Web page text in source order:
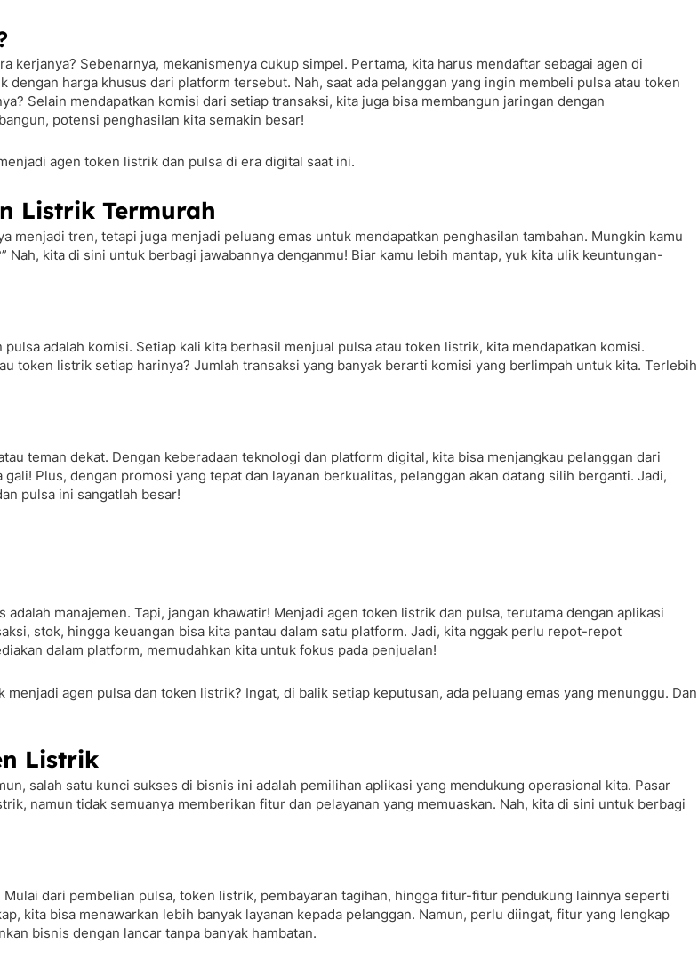
kerjanya? Sebenarnya, mekanismenya cukup simpel. Pertama, kita harus mendaftar sebagai agen di
harga khusus dari platform tersebut. Nah, saat ada pelanggan yang ingin membeli pulsa atau token
Selain mendapatkan komisi dari setiap transaksi, kita juga bisa membangun jaringan dengan
potensi penghasilan kita semakin besar!
agen token listrik dan pulsa di era digital saat ini.
Listrik Termurah
menjadi tren, tetapi juga menjadi peluang emas untuk mendapatkan penghasilan tambahan. Mungkin kamu
kita di sini untuk berbagi jawabannya denganmu! Biar kamu lebih mantap, yuk kita ulik keuntungan-
adalah komisi. Setiap kali kita berhasil menjual pulsa atau token listrik, kita mendapatkan komisi.
token listrik setiap harinya? Jumlah transaksi yang banyak berarti komisi yang berlimpah untuk kita. Terlebih
teman dekat. Dengan keberadaan teknologi dan platform digital, kita bisa menjangkau pelanggan dari
Plus, dengan promosi yang tepat dan layanan berkualitas, pelanggan akan datang silih berganti. Jadi,
pulsa ini sangatlah besar!
manajemen. Tapi, jangan khawatir! Menjadi agen token listrik dan pulsa, terutama dengan aplikasi
stok, hingga keuangan bisa kita pantau dalam satu platform. Jadi, kita nggak perlu repot-repot
dalam platform, memudahkan kita untuk fokus pada penjualan!
agen pulsa dan token listrik? Ingat, di balik setiap keputusan, ada peluang emas yang menunggu. Dan
Listrik
salah satu kunci sukses di bisnis ini adalah pemilihan aplikasi yang mendukung operasional kita. Pasar
namun tidak semuanya memberikan fitur dan pelayanan yang memuaskan. Nah, kita di sini untuk berbagi
dari pembelian pulsa, token listrik, pembayaran tagihan, hingga fitur-fitur pendukung lainnya seperti
kita bisa menawarkan lebih banyak layanan kepada pelanggan. Namun, perlu diingat, fitur yang lengkap
bisnis dengan lancar tanpa banyak hambatan.